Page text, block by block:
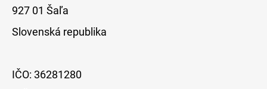
927 01 Šaľa
Slovenská republika
IČO: 36281280